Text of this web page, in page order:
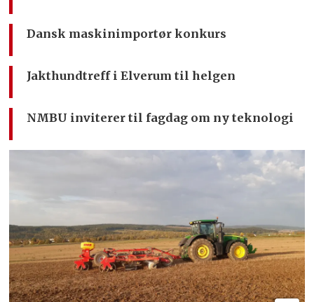
Dansk maskinimportør konkurs
Jakthundtreff i Elverum til helgen
NMBU inviterer til fagdag om ny teknologi